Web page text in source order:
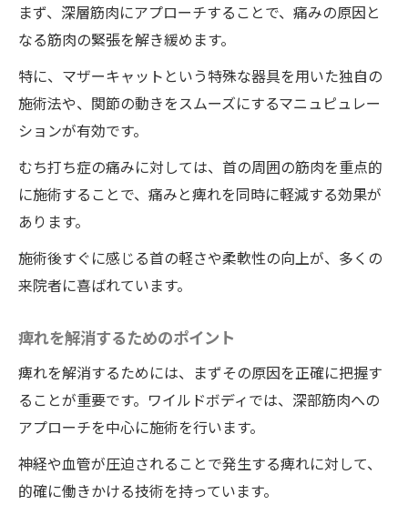
まず、深層筋肉にアプローチすることで、痛みの原因と
なる筋肉の緊張を解き緩めます。
特に、マザーキャットという特殊な器具を用いた独自の
施術法や、関節の動きをスムーズにするマニュピュレー
ションが有効です。
むち打ち症の痛みに対しては、首の周囲の筋肉を重点的
に施術することで、痛みと痺れを同時に軽減する効果が
あります。
施術後すぐに感じる首の軽さや柔軟性の向上が、多くの
来院者に喜ばれています。
痺れを解消するためのポイント
痺れを解消するためには、まずその原因を正確に把握す
ることが重要です。ワイルドボディでは、深部筋肉への
アプローチを中心に施術を行います。
神経や血管が圧迫されることで発生する痺れに対して、
的確に働きかける技術を持っています。